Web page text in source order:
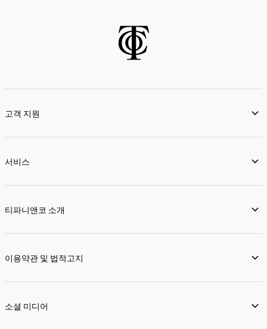
고객 지원
서비스
티파니앤코 소개
이용약관 및 법적고지
소셜 미디어